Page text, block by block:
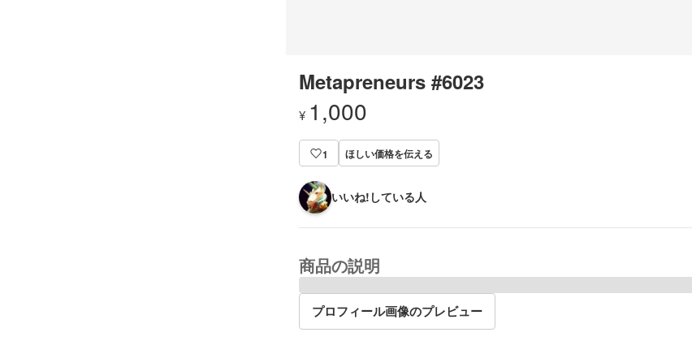
Metapreneurs #6023
¥ 1,000
1 ほしい価格を伝える
いいね!している人
商品の説明
プロフィール画像のプレビュー